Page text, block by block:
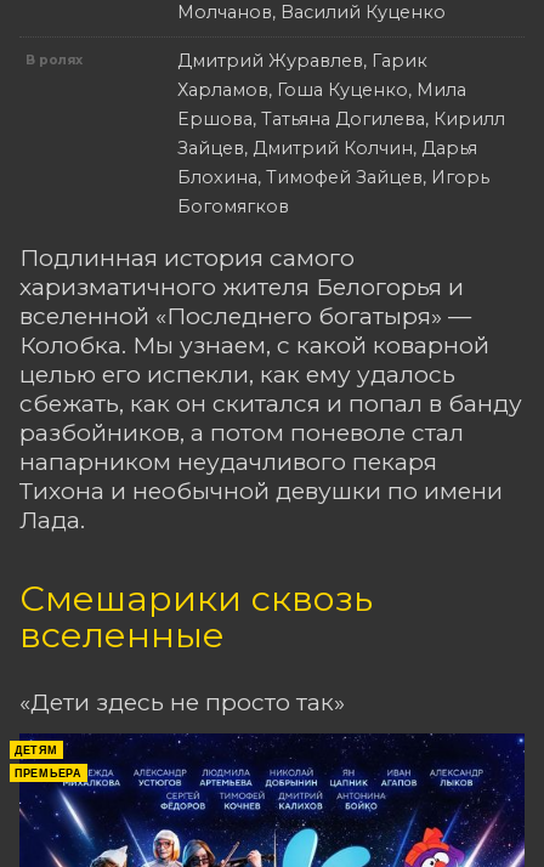
Молчанов, Василий Куценко
В ролях
Дмитрий Журавлев, Гарик
Харламов, Гоша Куценко, Мила
Ершова, Татьяна Догилева, Кирилл
Зайцев, Дмитрий Колчин, Дарья
Блохина, Тимофей Зайцев, Игорь
Богомягков
Подлинная история самого
харизматичного жителя Белогорья и
вселенной «Последнего богатыря» —
Колобка. Мы узнаем, с какой коварной
целью его испекли, как ему удалось
сбежать, как он скитался и попал в банду
разбойников, а потом поневоле стал
напарником неудачливого пекаря
Тихона и необычной девушки по имени
Лада.
Смешарики сквозь
вселенные
«Дети здесь не просто так»
ДЕТЯМ
ПРЕМЬЕРА